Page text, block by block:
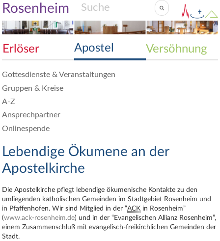
Rosenheim
Erlöser Apostel Versöhnung
Gottesdienste & Veranstaltungen
Gruppen & Kreise
A-Z
Ansprechpartner
Onlinespende
Lebendige Ökumene an der
Apostelkirche
Die Apostelkirche pflegt lebendige ökumenische Kontakte zu den
umliegenden katholischen Gemeinden im Stadtgebiet Rosenheim und
in Pfaffenhofen. Wir sind Mitglied in der “ACK in Rosenheim”
(www.ack-rosenheim.de) und in der “Evangelischen Allianz Rosenheim”,
einem Zusammenschluß mit evangelisch-freikirchlichen Gemeinden der
Stadt.